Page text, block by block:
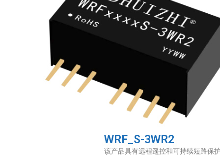
WRF_S-3WR2
该产品具有远程遥控和可持续短路保